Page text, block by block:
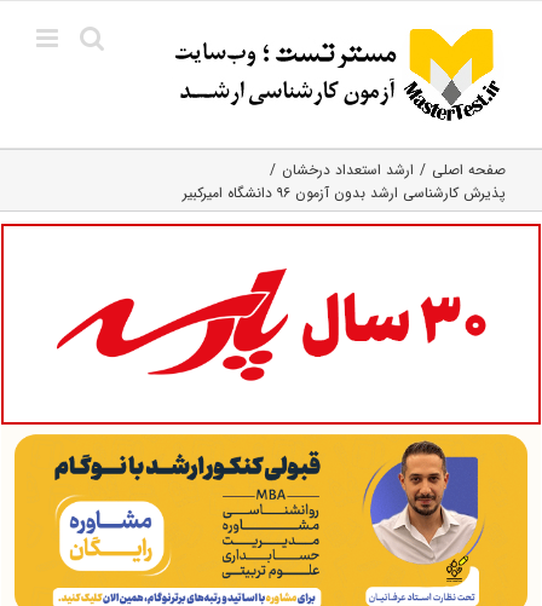
content
صفحه اصلی
ارشد استعداد درخشان
پذیرش کارشناسی ارشد بدون آزمون ۹۶ دانشگاه امیرکبیر